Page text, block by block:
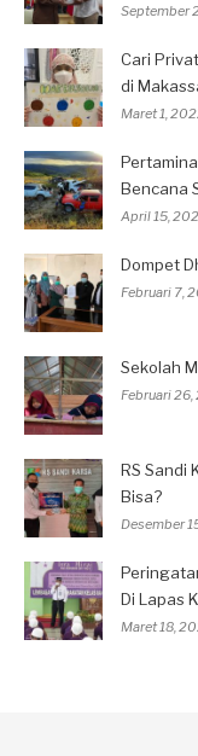
September
Cari
di
Maret 1,
Bencana
April 15,
Dompet
Februari 7,
Sekolah
Februari 26,
RS Sandi
Bisa?
Desember
Di Lapas
Maret 18,